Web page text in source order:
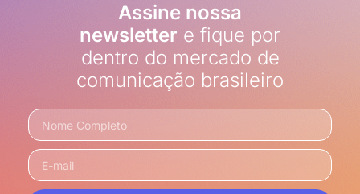
Assine nossa
newsletter e fique por
dentro do mercado de
comunicação brasileiro